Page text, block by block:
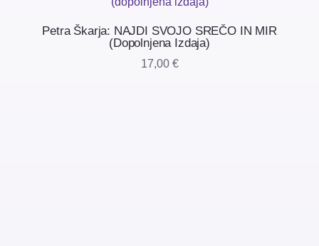
Petra Škarja: NAJDI SVOJO SREČO IN MIR
(dopolnjena Izdaja)
17,00 €